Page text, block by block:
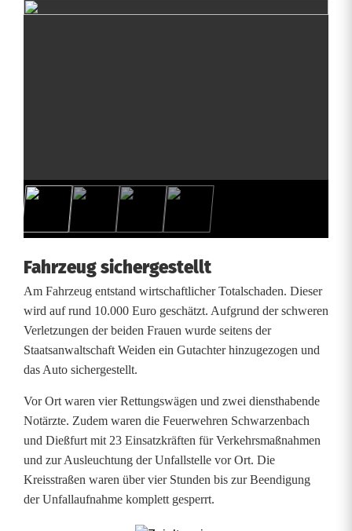
l
e
u
r
t
:
D
r
e
i
Fahrzeug sichergestellt
Am Fahrzeug entstand wirtschaftlicher Totalschaden. Dieser
wird auf rund 10.000 Euro geschätzt. Aufgrund der schweren
Verletzungen der beiden Frauen wurde seitens der
Staatsanwaltschaft Weiden ein Gutachter hinzugezogen und
das Auto sichergestellt.
Vor Ort waren vier Rettungswägen und zwei diensthabende
Notärzte. Zudem waren die Feuerwehren Schwarzenbach
und Dießfurt mit 23 Einsatzkräften für Verkehrsmaßnahmen
und zur Ausleuchtung der Unfallstelle vor Ort. Die
Kreisstraßen waren über vier Stunden bis zur Beendigung
der Unfallaufnahme komplett gesperrt.